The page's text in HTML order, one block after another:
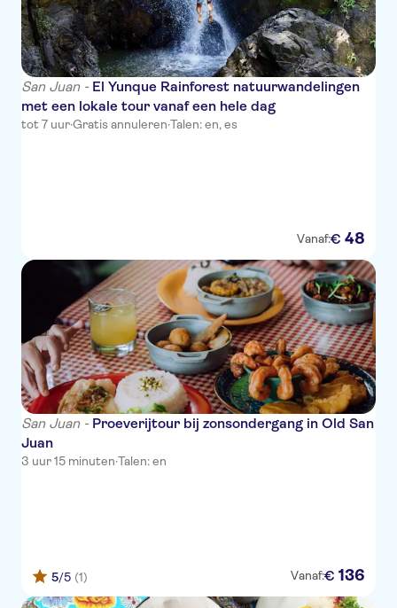
San Juan - El Yunque Rainforest natuurwandelingen
met een lokale tour vanaf een hele dag
tot 7 uur·Gratis annuleren·Talen: en, es
Vanaf:€ 48
San Juan - Proeverijtour bij zonsondergang in Old San
Juan
3 uur 15 minuten·Talen: en
5/5 (1) Vanaf:€ 136